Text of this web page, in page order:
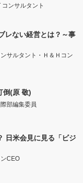
ンサルタント
ない経営とは？～事
サルタント・Ｈ＆Ｈコン
(原 敬)
部編集委員
米会見に見る「ビジ
CEO